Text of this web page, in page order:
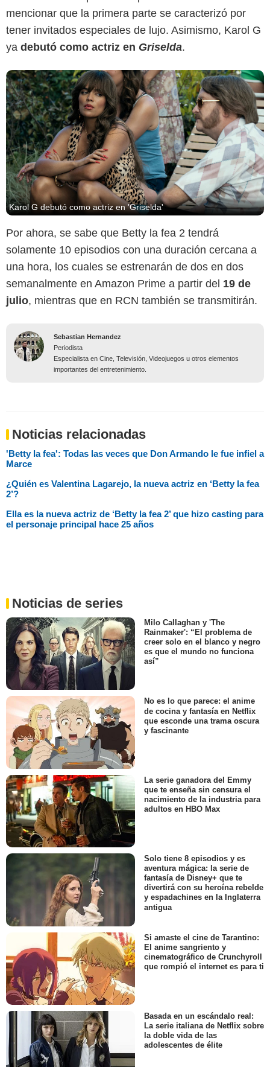
mencionar que la primera parte se caracterizó por
tener invitados especiales de lujo. Asimismo, Karol G
ya debutó como actriz en Griselda.
Karol G debutó como actriz en 'Griselda'
Por ahora, se sabe que Betty la fea 2 tendrá
solamente 10 episodios con una duración cercana a
una hora, los cuales se estrenarán de dos en dos
semanalmente en Amazon Prime a partir del 19 de
julio, mientras que en RCN también se transmitirán.
Sebastian Hernandez
Periodista
Especialista en Cine, Televisión, Videojuegos u otros elementos
importantes del entretenimiento.
Noticias relacionadas
'Betty la fea': Todas las veces que Don Armando le fue infiel a
Marce
¿Quién es Valentina Lagarejo, la nueva actriz en ‘Betty la fea
2’?
Ella es la nueva actriz de ‘Betty la fea 2’ que hizo casting para
el personaje principal hace 25 años
Noticias de series
Milo Callaghan y 'The
Rainmaker': “El problema de
creer solo en el blanco y negro
es que el mundo no funciona
así”
No es lo que parece: el anime
de cocina y fantasía en Netflix
que esconde una trama oscura
y fascinante
La serie ganadora del Emmy
que te enseña sin censura el
nacimiento de la industria para
adultos en HBO Max
Solo tiene 8 episodios y es
aventura mágica: la serie de
fantasía de Disney+ que te
divertirá con su heroína rebelde
y espadachines en la Inglaterra
antigua
Si amaste el cine de Tarantino:
El anime sangriento y
cinematográfico de Crunchyroll
que rompió el internet es para ti
Basada en un escándalo real:
La serie italiana de Netflix sobre
la doble vida de las
adolescentes de élite